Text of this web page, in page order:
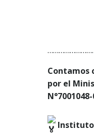
Contamos
por el